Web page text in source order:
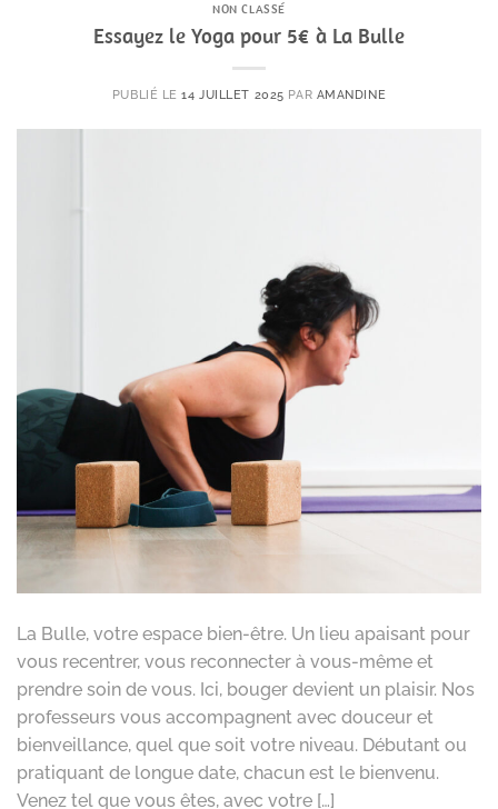
NON CLASSÉ
Essayez le Yoga pour 5€ à La Bulle
PUBLIÉ LE14 JUILLET 2025 PAR AMANDINE
La Bulle, votre espace bien-être. Un lieu apaisant pour
vous recentrer, vous reconnecter à vous-même et
prendre soin de vous. Ici, bouger devient un plaisir. Nos
professeurs vous accompagnent avec douceur et
bienveillance, quel que soit votre niveau. Débutant ou
pratiquant de longue date, chacun est le bienvenu.
Venez tel que vous êtes, avec votre […]